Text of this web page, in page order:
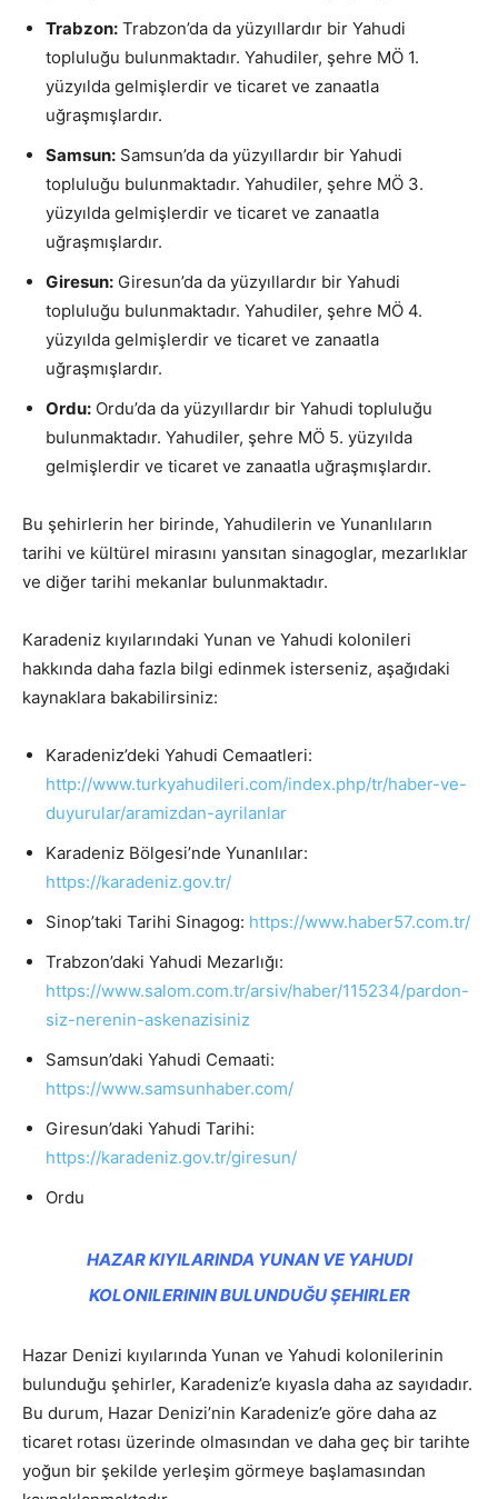
Trabzon: Trabzon’da da yüzyıllardır bir Yahudi
topluluğu bulunmaktadır. Yahudiler, şehre MÖ 1.
yüzyılda gelmişlerdir ve ticaret ve zanaatla
uğraşmışlardır.
Samsun: Samsun’da da yüzyıllardır bir Yahudi
topluluğu bulunmaktadır. Yahudiler, şehre MÖ 3.
yüzyılda gelmişlerdir ve ticaret ve zanaatla
uğraşmışlardır.
Giresun: Giresun’da da yüzyıllardır bir Yahudi
topluluğu bulunmaktadır. Yahudiler, şehre MÖ 4.
yüzyılda gelmişlerdir ve ticaret ve zanaatla
uğraşmışlardır.
Ordu: Ordu’da da yüzyıllardır bir Yahudi topluluğu
bulunmaktadır. Yahudiler, şehre MÖ 5. yüzyılda
gelmişlerdir ve ticaret ve zanaatla uğraşmışlardır.
Bu şehirlerin her birinde, Yahudilerin ve Yunanlıların
tarihi ve kültürel mirasını yansıtan sinagoglar, mezarlıklar
ve diğer tarihi mekanlar bulunmaktadır.
Karadeniz kıyılarındaki Yunan ve Yahudi kolonileri
hakkında daha fazla bilgi edinmek isterseniz, aşağıdaki
kaynaklara bakabilirsiniz:
Karadeniz’deki Yahudi Cemaatleri:
http://www.turkyahudileri.com/index.php/tr/haber-ve-
duyurular/aramizdan-ayrilanlar
Karadeniz Bölgesi’nde Yunanlılar:
https://karadeniz.gov.tr/
Sinop’taki Tarihi Sinagog: https://www.haber57.com.tr/
Trabzon’daki Yahudi Mezarlığı:
https://www.salom.com.tr/arsiv/haber/115234/pardon-
siz-nerenin-askenazisiniz
Samsun’daki Yahudi Cemaati:
https://www.samsunhaber.com/
Giresun’daki Yahudi Tarihi:
https://karadeniz.gov.tr/giresun/
Ordu
HAZAR KIYILARINDA YUNAN VE YAHUDI
KOLONILERININ BULUNDUĞU ŞEHIRLER
Hazar Denizi kıyılarında Yunan ve Yahudi kolonilerinin
bulunduğu şehirler, Karadeniz’e kıyasla daha az sayıdadır.
Bu durum, Hazar Denizi’nin Karadeniz’e göre daha az
ticaret rotası üzerinde olmasından ve daha geç bir tarihte
yoğun bir şekilde yerleşim görmeye başlamasından